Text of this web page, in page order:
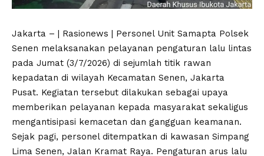
Jakarta – | Rasionews | Personel Unit Samapta Polsek
Senen melaksanakan pelayanan pengaturan lalu lintas
pada Jumat (3/7/2026) di sejumlah titik rawan
kepadatan di wilayah Kecamatan Senen, Jakarta
Pusat. Kegiatan tersebut dilakukan sebagai upaya
memberikan pelayanan kepada masyarakat sekaligus
mengantisipasi kemacetan dan gangguan keamanan.
Sejak pagi, personel ditempatkan di kawasan Simpang
Lima Senen, Jalan Kramat Raya. Pengaturan arus lalu